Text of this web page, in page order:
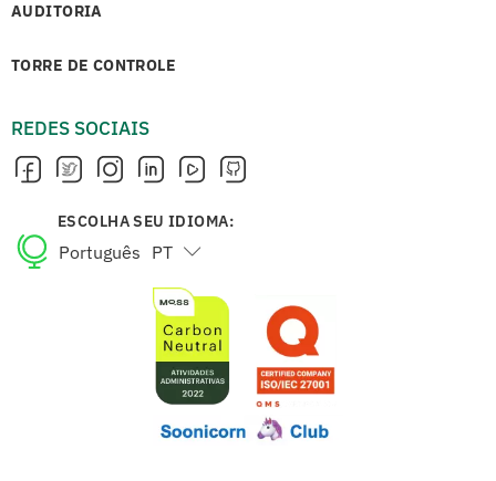
AUDITORIA
TORRE DE CONTROLE
REDES SOCIAIS
ESCOLHA SEU IDIOMA:
Português PT
English EN